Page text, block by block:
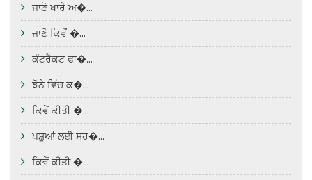
ਜਾਣੋ ਖਾਰੇ ਅ�...
ਜਾਣੋ ਕਿਵੇਂ �...
ਕੰਟਰੈਕਟ ਫਾ�...
ਝੋਨੇ ਵਿੱਚ ਕ�...
ਕਿਵੇਂ ਕੀਤੀ �...
ਪਸ਼ੂਆਂ ਲਈ ਸਹ�...
ਕਿਵੇਂ ਕੀਤੀ �...